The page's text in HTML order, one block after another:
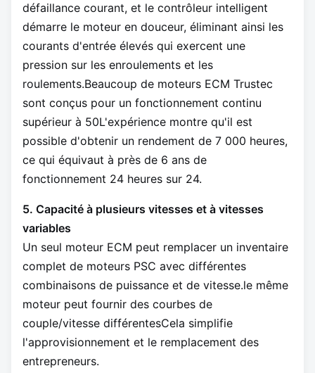
défaillance courant, et le contrôleur intelligent
démarre le moteur en douceur, éliminant ainsi les
courants d'entrée élevés qui exercent une
pression sur les enroulements et les
roulements.Beaucoup de moteurs ECM Trustec
sont conçus pour un fonctionnement continu
supérieur à 50L'expérience montre qu'il est
possible d'obtenir un rendement de 7 000 heures,
ce qui équivaut à près de 6 ans de
fonctionnement 24 heures sur 24.
5. Capacité à plusieurs vitesses et à vitesses
variables
Un seul moteur ECM peut remplacer un inventaire
complet de moteurs PSC avec différentes
combinaisons de puissance et de vitesse.le même
moteur peut fournir des courbes de
couple/vitesse différentesCela simplifie
l'approvisionnement et le remplacement des
entrepreneurs.